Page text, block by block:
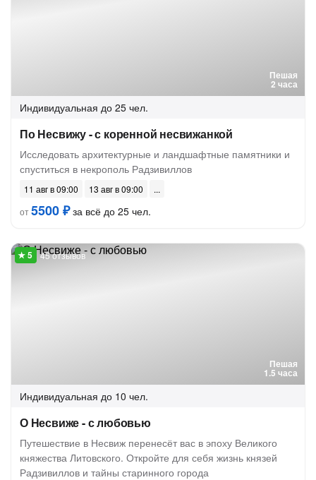
Пешая
2 часа
Индивидуальная до 25 чел.
По Несвижу - с коренной несвижанкой
Исследовать архитектурные и ландшафтные памятники и
спуститься в некрополь Радзивиллов
11 авг в 09:00
13 авг в 09:00
от5500 ₽за всё до 25 чел.
Пешая
1.5 часа
45 отзывов
Индивидуальная до 10 чел.
О Несвиже - с любовью
Путешествие в Несвиж перенесёт вас в эпоху Великого
княжества Литовского. Откройте для себя жизнь князей
Радзивиллов и тайны старинного города